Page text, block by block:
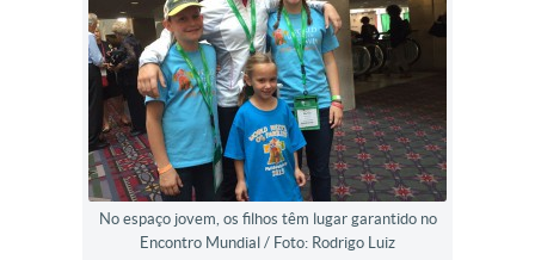
No espaço jovem, os filhos têm lugar garantido no
Encontro Mundial / Foto: Rodrigo Luiz